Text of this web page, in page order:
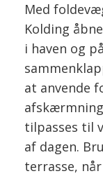
Med
Kolding
i haven og
at anvende
tilpasses til
af dagen.
terrasse,